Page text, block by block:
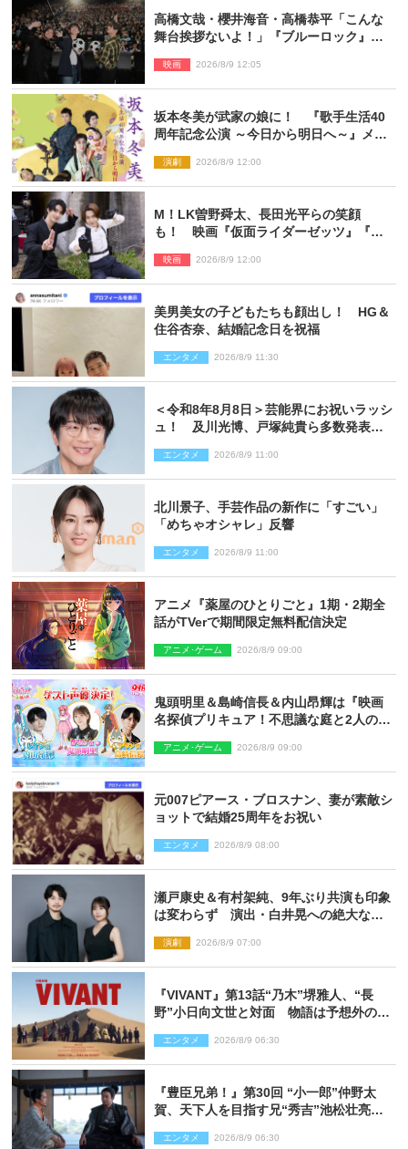
高橋文哉・櫻井海音・高橋恭平「こんな
舞台挨拶ないよ！」『ブルーロック』自
映画 2026/8/9 12:05
坂本冬美が武家の娘に！ 『歌手生活40
周年記念公演 ～今日から明日へ～』メイ
演劇 2026/8/9 12:00
M！LK曽野舜太、長田光平らの笑顔
も！ 映画『仮面ライダーゼッツ』『超
ショット到着
映画 2026/8/9 12:00
美男美女の子どもたちも顔出し！ HG＆
住谷杏奈、結婚記念日を祝福
エンタメ 2026/8/9 11:30
＜令和8年8月8日＞芸能界にお祝いラッシ
ュ！ 及川光博、戸塚純貴ら多数発表結
エンタメ 2026/8/9 11:00
北川景子、手芸作品の新作に「すごい」
「めちゃオシャレ」反響
エンタメ 2026/8/9 11:00
アニメ『薬屋のひとりごと』1期・2期全
話がTVerで期間限定無料配信決定
アニメ･ゲーム 2026/8/9 09:00
鬼頭明里＆島崎信長＆内山昂輝は『映画
名探偵プリキュア！不思議な庭と2人の秘
アニメ･ゲーム 2026/8/9 09:00
元007ピアース・ブロスナン、妻が素敵シ
ョットで結婚25周年をお祝い
エンタメ 2026/8/9 08:00
瀬戸康史＆有村架純、9年ぶり共演も印象
は変わらず 演出・白井晃への絶大なる
演劇 2026/8/9 07:00
『VIVANT』第13話“乃木”堺雅人、“長
野”小日向文世と対面 物語は予想外の展
エンタメ 2026/8/9 06:30
『豊臣兄弟！』第30回 “小一郎”仲野太
賀、天下人を目指す兄“秀吉”池松壮亮
エンタメ 2026/8/9 06:30